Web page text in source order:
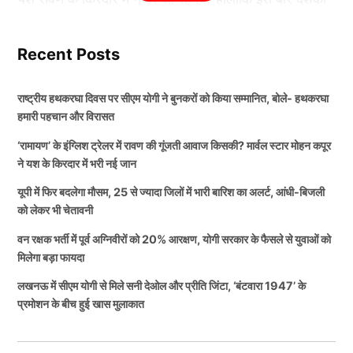
सरकार की इंफ्रास्ट्रक्चर नीति का हिस्सा
योगी सरकार ने हाल के वर्षों में एक्सप्रेसवे और हाईवे निर्माण पर
बेहतर कनेक्टिविटी देने की व्यापक योजना का हिस्सा है।
सरकार का लक्ष्य है कि प्रदेश के हर हिस्से को आधुनिक और
आसानी हो और आर्थिक गतिविधियां तेजी से बढ़ें।
ALSO READ:IPL 2026 से पहले KKR को लगा तगड़ा
झटका, टीम का सबसे बड़ा मैच विनर खिलाड़ी चोटिल होकर बाहर!
कपूर ने दी है, जो अंतरराष्ट्रीय स्तर पर भी अपनी पहचान बना
मोहन कपूर भारतीय मनोरंजन जगत का जाना-पहचाना नाम हैं,
लेकिन अंतरराष्ट्रीय दर्शकों के बीच उनकी पहचान मार्वल की
Marvel’ और फिल्म ‘The Marvels’ में यूसुफ खान का किरदार
निभाया था। इसके अलावा वह कई भारतीय फिल्मों और टेलीविजन
परियोजनाओं में भी काम कर चुके हैं। उनकी खास पहचान उनकी
गहरी और दमदार आवाज है, जो रावण जैसे प्रभावशाली किरदार
Recent Posts
राष्ट्रीय हथकरघा दिवस पर सीएम योगी ने बुनकरों को किया सम्मानित, बोले- हथकरघा
हमारी पहचान और विरासत
‘रामायण’ के इंग्लिश ट्रेलर में रावण की गूंजती आवाज किसकी? मार्वल स्टार मोहन कपूर
ने यश के किरदार में भरी नई जान
यूपी में फिर बदलेगा मौसम, 25 से ज्यादा जिलों में भारी बारिश का अलर्ट, आंधी-बिजली
को लेकर भी चेतावनी
वन रक्षक भर्ती में पूर्व अग्निवीरों को 20% आरक्षण, योगी सरकार के फैसले से युवाओं को
मिलेगा बड़ा फायदा
लखनऊ में सीएम योगी से मिले सनी देओल और प्रीति जिंटा, ‘बंटवारा 1947’ के
प्रमोशन के बीच हुई खास मुलाकात